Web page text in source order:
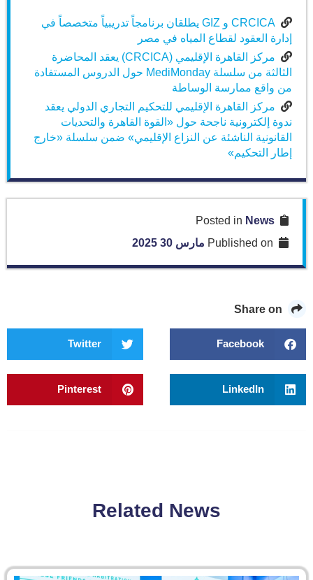
CRCICA و GIZ يطلقان برنامجاً تدريبياً متخصصاً في
إدارة العقود لقطاع المياه في مصر
مركز القاهرة الإقليمي (CRCICA) يعقد المحاضرة
الثالثة من سلسلة MediMonday حول الدروس المستفادة
من واقع ممارسة الوساطة
مركز القاهرة الإقليمي للتحكيم التجاري الدولي يعقد
ندوة إلكترونية ناجحة حول «القوة القاهرة والتحديات
القانونية الناشئة عن النزاع الإقليمي» ضمن سلسلة «خارج
إطار التحكيم»
News
مارس 30 2025
Facebook
Twitter
LinkedIn
Pinterest
Related News